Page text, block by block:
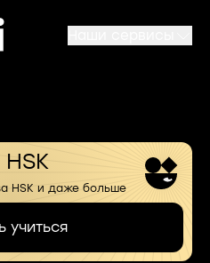
HSK и даже больше
учиться